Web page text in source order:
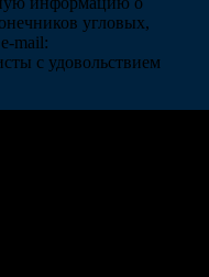
угловых,
mail:
с удовольствием